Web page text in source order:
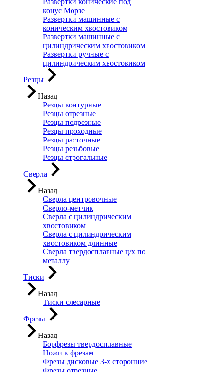
Развертки конические под
конус Морзе
Развертки машинные с
коническим хвостовиком
Развертки машинные с
цилиндрическим хвостовиком
Развертки ручные с
цилиндрическим хвостовиком
Резцы
Назад
Резцы контурные
Резцы отрезные
Резцы подрезные
Резцы проходные
Резцы расточные
Резцы резьбовые
Резцы строгальные
Сверла
Назад
Сверла центровочные
Сверло-метчик
Сверла с цилиндрическим
хвостовиком
Сверла с цилиндрическим
хвостовиком длинные
Сверла твердосплавные ц/х по
металлу
Тиски
Назад
Тиски слесарные
Фрезы
Назад
Борфрезы твердосплавные
Ножи к фрезам
Фрезы дисковые 3-х сторонние
Фрезы отрезные